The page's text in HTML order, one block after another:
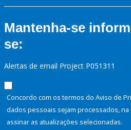
Mantenha-se
se:
Alertas de email Project P051311
Concordo com os termos do Aviso de
dados pessoais sejam processados,
assinar as atualizações selecionadas.